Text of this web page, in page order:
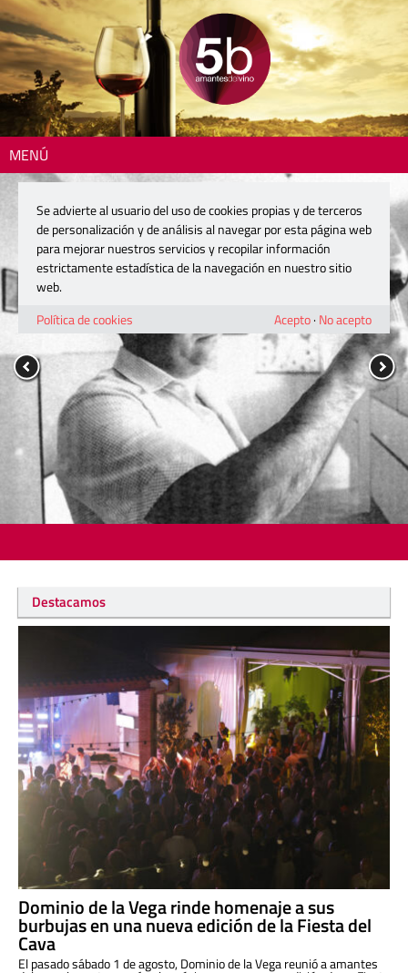
MENÚ
Destacamos
Dominio de la Vega rinde homenaje a sus
burbujas en una nueva edición de la Fiesta del
Cava
El pasado sábado 1 de agosto, Dominio de la Vega reunió a amantes
Se advierte al usuario del uso de cookies propias y de terceros
de personalización y de análisis al navegar por esta página web
para mejorar nuestros servicios y recopilar información
estrictamente estadística de la navegación en nuestro sitio
web.
Política de cookies
Acepto· No acepto